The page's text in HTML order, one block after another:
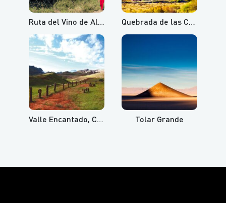
Ruta del Vino de Altura Quebrada de las Conchas
Valle Encantado, Cuesta del Obispo y Recta del Tin Tin Tolar Grande